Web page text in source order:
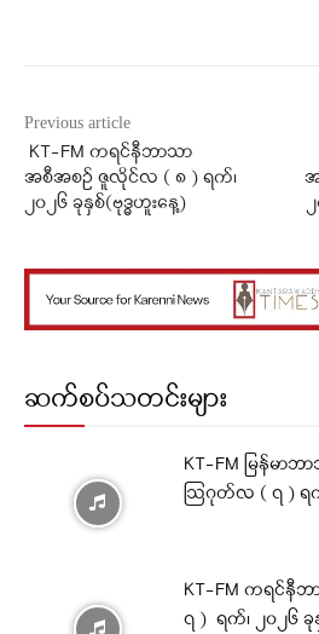
Previous article
KT-FM ကရင်နီဘာသာ
အစီအစဉ် ဇူလိုင်လ ( ၈ ) ရက်၊
၂၀၂၆ ခုနှစ်(ဗုဒ္ဓဟူးနေ့)
ဆက်စပ်သတင်းများ
KT-FM မြန်မာ
ဩဂုတ်လ ( ၇ ) ရ
KT-FM ကရင်
၇ ) ရက်၊ ၂၀၂၆